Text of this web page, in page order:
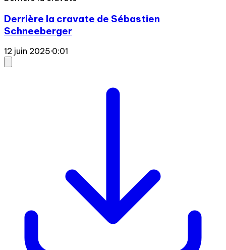
Derrière la cravate de Sébastien
Schneeberger
12 juin 2025·0:01